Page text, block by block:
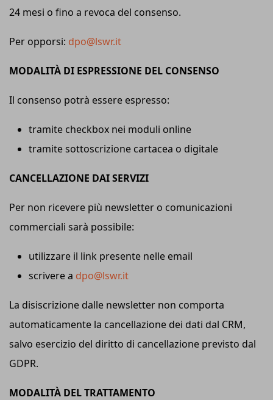
24 mesi o fino a revoca del consenso.
Per opporsi: dpo@lswr.it
MODALITÀ DI ESPRESSIONE DEL CONSENSO
Il consenso potrà essere espresso:
tramite checkbox nei moduli online
tramite sottoscrizione cartacea o digitale
CANCELLAZIONE DAI SERVIZI
Per non ricevere più newsletter o comunicazioni
commerciali sarà possibile:
utilizzare il link presente nelle email
scrivere a dpo@lswr.it
La disiscrizione dalle newsletter non comporta
automaticamente la cancellazione dei dati dal CRM,
salvo esercizio del diritto di cancellazione previsto dal
GDPR.
MODALITÀ DEL TRATTAMENTO